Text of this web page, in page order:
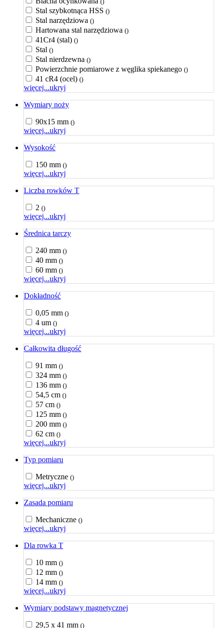
Stal szybkotnąca HSS ()
Stal narzędziowa ()
Hartowana stal narzędziowa ()
41Cr4 (stal) ()
Stal ()
Stal nierdzewna ()
Powierzchnie pomiarowe z węglika spiekanego ()
41 cR4 (ocel) ()
więcej...ukryj
Wymiary noży
90x15 mm ()
więcej...ukryj
Wysokość
150 mm ()
więcej...ukryj
Liczba rowków T
2 ()
więcej...ukryj
Średnica tarczy
240 mm ()
40 mm ()
60 mm ()
więcej...ukryj
Dokładność
0,05 mm ()
4 um ()
więcej...ukryj
Całkowita długość
91 mm ()
324 mm ()
136 mm ()
54,5 cm ()
57 cm ()
125 mm ()
200 mm ()
62 cm ()
więcej...ukryj
Typ pomiaru
Metryczne ()
więcej...ukryj
Zasada pomiaru
Mechaniczne ()
więcej...ukryj
Dla rowka T
10 mm ()
12 mm ()
14 mm ()
więcej...ukryj
Wymiary podstawy magnetycznej
29,5 x 41 mm ()